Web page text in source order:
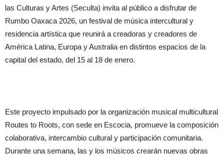
las Culturas y Artes (Seculta) invita al público a disfrutar de
Rumbo Oaxaca 2026, un festival de música intercultural y
residencia artística que reunirá a creadoras y creadores de
América Latina, Europa y Australia en distintos espacios de la
capital del estado, del 15 al 18 de enero.
Este proyecto impulsado por la organización musical multicultural
Routes to Roots, con sede en Escocia, promueve la composición
colaborativa, intercambio cultural y participación comunitaria.
Durante una semana, las y los músicos crearán nuevas obras